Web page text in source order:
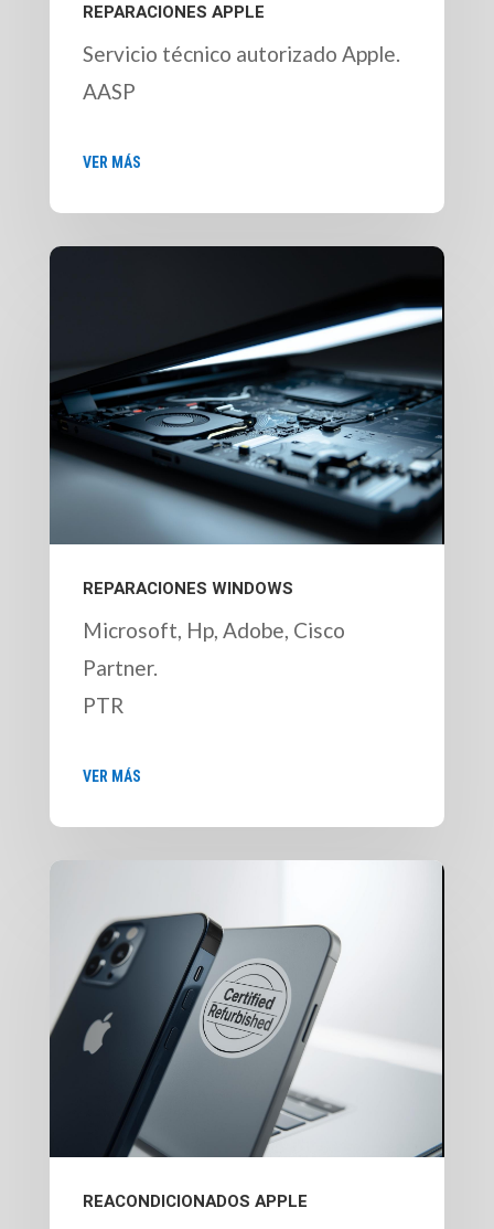
REPARACIONES APPLE
Servicio técnico autorizado Apple.
AASP
VER MÁS
REPARACIONES WINDOWS
Microsoft, Hp, Adobe, Cisco
Partner.
PTR
VER MÁS
REACONDICIONADOS APPLE